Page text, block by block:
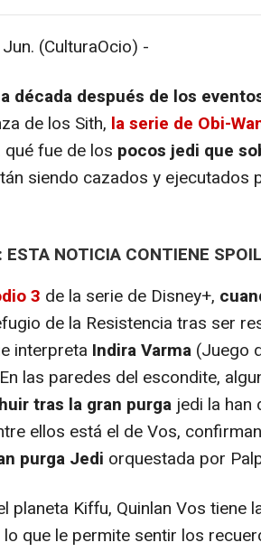
(CulturaOcio) -
década después de los
de los Sith, la serie de Obi-
fue de los pocos jedi que
siendo cazados y ejecutados
NOTICIA CONTIENE
3 de la serie de Disney+,
de la Resistencia tras ser
interpreta Indira Varma (Juego
las paredes del escondite,
tras la gran purga jedi la
ellos está el de Vos,
purga Jedi orquestada por
planeta Kiffu, Quinlan Vos tiene
lo que le permite sentir los